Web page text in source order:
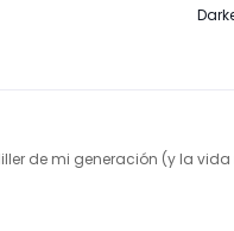
de mi generación (y la vida